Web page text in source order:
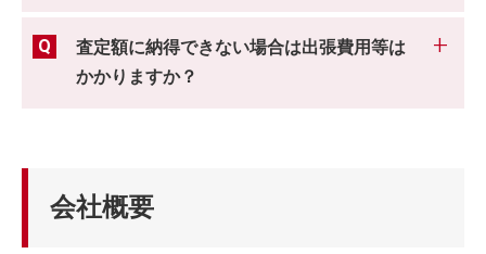
査定額に納得できない場合は出張費用等は
かかりますか？
会社概要